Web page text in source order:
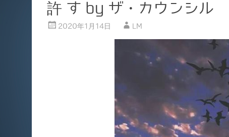
許 す by ザ・カウンシル
2020年1月14日 LM